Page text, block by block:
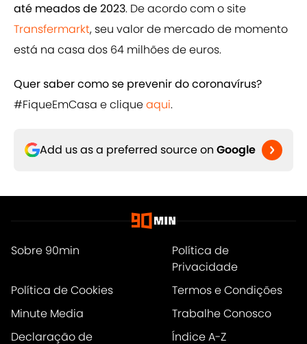
até meados de 2023. De acordo com o site
Transfermarkt, seu valor de mercado de momento
está na casa dos 64 milhões de euros.
Quer saber como se prevenir do coronavírus?
#FiqueEmCasa e cliqueaqui.
Add us as a preferred source on Google
Sobre 90min
Política de
Privacidade
Política de Cookies
Termos e Condições
Minute Media
Trabalhe Conosco
Declaração de
Índice A-Z